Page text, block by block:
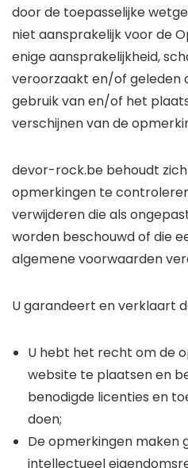
​​door de toepasselijke
niet aansprakelijk voor de
enige aansprakelijkheid,
veroorzaakt en/of geleden
gebruik van en/of het
verschijnen van de
devor-rock.be behoudt
opmerkingen te
verwijderen die als
worden beschouwd of die
algemene voorwaarden
U garandeert en verklaart
U hebt het recht om de
website te plaatsen en
benodigde licenties en
doen;
De opmerkingen maken
intellectueel